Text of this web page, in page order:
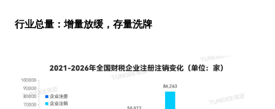
行业总量：增量放缓，存量洗牌